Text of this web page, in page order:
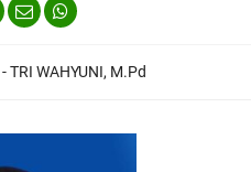
-TRI WAHYUNI, M.Pd